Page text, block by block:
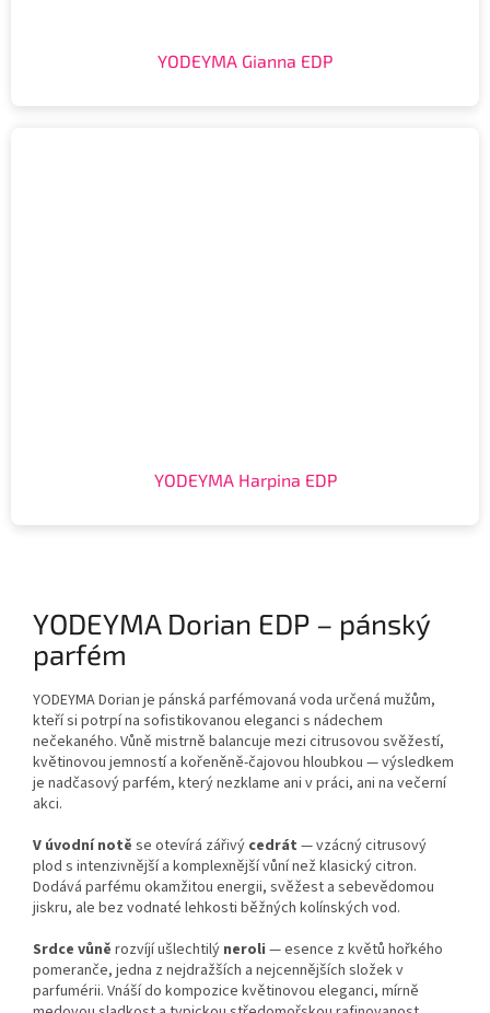
YODEYMA Gianna EDP
YODEYMA Harpina EDP
YODEYMA Dorian EDP – pánský
parfém
YODEYMA Dorian je pánská parfémovaná voda určená mužům,
kteří si potrpí na sofistikovanou eleganci s nádechem
nečekaného. Vůně mistrně balancuje mezi citrusovou svěžestí,
květinovou jemností a kořeněně-čajovou hloubkou — výsledkem
je nadčasový parfém, který nezklame ani v práci, ani na večerní
akci.
V úvodní notě se otevírá zářivý cedrát — vzácný citrusový
plod s intenzivnější a komplexnější vůní než klasický citron.
Dodává parfému okamžitou energii, svěžest a sebevědomou
jiskru, ale bez vodnaté lehkosti běžných kolínských vod.
Srdce vůně rozvíjí ušlechtilý neroli — esence z květů hořkého
pomeranče, jedna z nejdražších a nejcennějších složek v
parfumérii. Vnáší do kompozice květinovou eleganci, mírně